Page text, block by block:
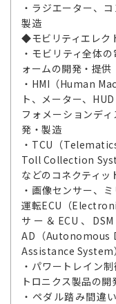
・ラジエーター、
製造
◆モビリティエレク
・モビリティ全体
ォームの開発・提供
・HMI（Human
ト、メーター、
フォメーションデ
発・製造
・TCU（
Toll Collection
などのコネクティッ
・画像センサー、
運転ECU（
サー＆ECU、
AD（Autonomous
Assistance System
・パワートレイン
トロニクス製品の開
・ペダル踏み間違